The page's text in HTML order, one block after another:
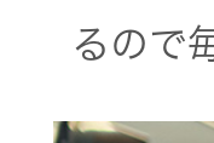
るので